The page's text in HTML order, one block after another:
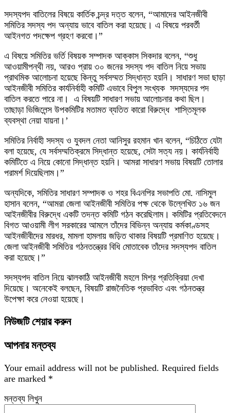
সদস্যপদ বাতিলের বিষয়ে কার্তিক চন্দ্র দত্ত বলেন, “আমাদের আইনজীবী
সমিতির সদস্য পদ অন্যায় ভাবে বাতিল করা হয়েছে। এ বিষয়ে পরবর্তী
আইনগত পদক্ষেপ গ্রহণ করবো।”
এ বিষয়ে সমিতির ভর্তি বিষয়ক সম্পাদক আক্কাস সিকদার বলেন, “শুধু
আওয়ামীপন্থী নয়, আরও প্রায় ৩০ জনের সদস্য পদ বাতিল নিয়ে সভায়
প্রাথমিক আলোচনা হয়েছে কিন্তু সর্বসম্মত সিদ্ধান্ত হয়নি। সাধারণ সভা ছাড়া
আইনজীবী সমিতির কার্যনির্বাহী কমিটি এভাবে বিপুল সংখ্যক সদস্যদের পদ
বাতিল করতে পারে না। এ বিষয়টি সাধারণ সভায় আলোচনার কথা ছিল।
তাছাড়া ভিজিলেন্স উপকমিটির মতামত ব্যতিত কারো বিরুদ্ধে শাস্তিমূলক
ব্যবস্থা নেয়া যায়না।’
সমিতির নির্বাহী সদস্য ও যুবদল নেতা আনিসুর রহমান খান বলেন, “চিঠিতে যেটা
বলা হয়েছে, যে সর্বসম্মতিক্রমে সিদ্ধান্ত হয়েছে, সেটা সত্য নয়। কার্যনির্বাহী
কমিটিতে এ নিয়ে কোনো সিদ্ধান্ত হয়নি। আমরা সাধারণ সভায় বিষয়টি তোলার
পরামর্শ দিয়েছিলাম।”
অন্যদিকে, সমিতির সাধারণ সম্পাদক ও শহর বিএনপির সভাপতি মো. নাসিমুল
হাসান বলেন, “আমরা জেলা আইনজীবী সমিতির পক্ষ থেকে উল্লেখিত ১৬ জন
আইনজীবীর বিরুদ্ধে একটি তদন্ত কমিটি গঠন করেছিলাম। কমিটির প্রতিবেদনে
বিগত আওয়ামী লীগ সরকারের আমলে তাঁদের বিভিন্ন অন্যায় কর্মকাণ্ডসহ
আইনজীবীদের মারধর, মামলা হামলায় জড়িত থাকার বিষয়টি প্রমাণিত হয়েছে।
জেলা আইনজীবী সমিতির গঠনতন্ত্রের বিধি মোতাবেক তাঁদের সদস্যপদ বাতিল
করা হয়েছে।”
সদস্যপদ বাতিল নিয়ে ঝালকাঠি আইনজীবী মহলে মিশ্র প্রতিক্রিয়া দেখা
দিয়েছে। অনেকেই বলছেন, বিষয়টি রাজনৈতিক প্রভাবিত এবং গঠনতন্ত্র
উপেক্ষা করে নেওয়া হয়েছে।
নিউজটি শেয়ার করুন
আপনার মন্তব্য
Your email address will not be published. Required fields
are marked *
মন্তব্য লিখুন